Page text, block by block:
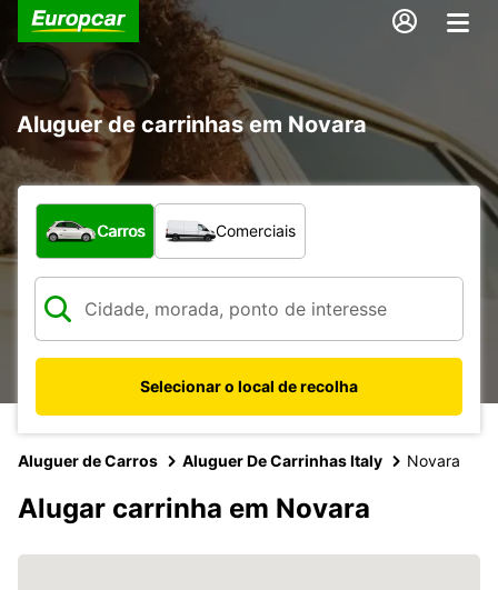
Aluguer de carrinhas em Novara
Que tipo de veículo pretende?
Carros Comerciais
Selecionar o local de recolha
Aluguer de Carros Aluguer De Carrinhas Italy Novara
Alugar carrinha em Novara